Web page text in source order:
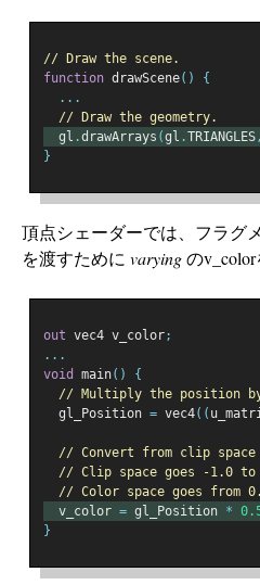
// Draw the scene.
function drawScene()
{
...
// Draw the geometry.
  gl
.drawArrays (gl .TRIANGLES,
}
頂点シェーダーでは、フラグ
を渡すために varyingのv_color
out vec4 v_color;
...
void
main()
{
// Multiply the position
  gl_Position
= vec4((
// Convert from clip
// Clip space goes -1.0 to
// Color space goes from
  v_color
= gl_Position *
}